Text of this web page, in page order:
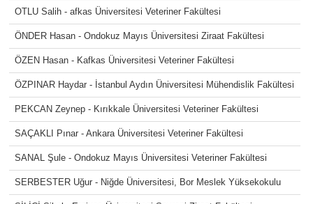
OTLU Salih - afkas Üniversitesi Veteriner Fakültesi
ÖNDER Hasan - Ondokuz Mayıs Üniversitesi Ziraat Fakültesi
ÖZEN Hasan - Kafkas Üniversitesi Veteriner Fakültesi
ÖZPINAR Haydar - İstanbul Aydın Üniversitesi Mühendislik Fakültesi
PEKCAN Zeynep - Kırıkkale Üniversitesi Veteriner Fakültesi
SAÇAKLI Pınar - Ankara Üniversitesi Veteriner Fakültesi
SANAL Şule - Ondokuz Mayıs Üniversitesi Veteriner Fakültesi
SERBESTER Uğur - Niğde Üniversitesi, Bor Meslek Yüksekokulu